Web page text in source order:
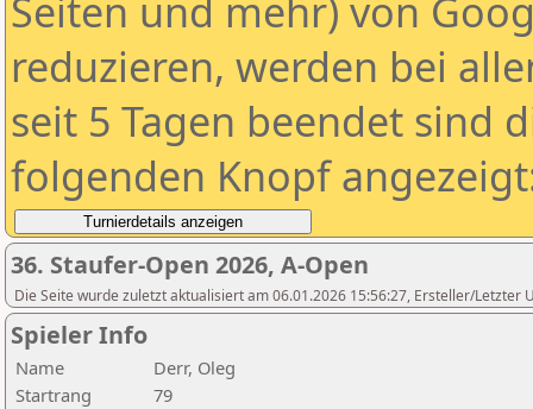
Seiten und mehr) von
reduzieren, werden bei
seit 5 Tagen beendet sind
folgenden Knopf
36. Staufer-Open 2026, A-Open
Die Seite wurde zuletzt aktualisiert am 06.01.2026 15:56:27, Ersteller/Letzter
Spieler Info
Name
Derr, Oleg
Startrang
79